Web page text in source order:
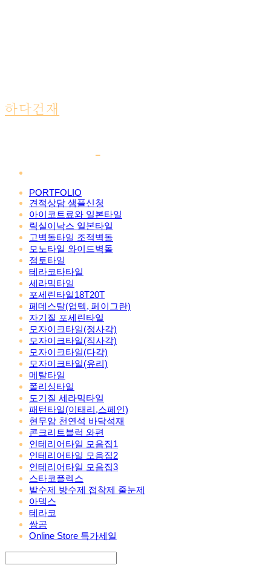
하다건재
PORTFOLIO
견적상담 샘플신청
아이코트료와 일본타일
릭실이낙스 일본타일
고벽돌타일 조적벽돌
모노타일 와이드벽돌
점토타일
테라코타타일
세라믹타일
포세린타일18T20T
페데스탈(업텍, 페이그란)
자기질 포세린타일
모자이크타일(정사각)
모자이크타일(직사각)
모자이크타일(다각)
모자이크타일(유리)
메탈타일
폴리싱타일
도기질 세라믹타일
패턴타일(이태리,스페인)
현무암 천연석 바닥석재
콘크리트블럭 와편
인테리어타일 모음집1
인테리어타일 모음집2
인테리어타일 모음집3
스타코플렉스
발수제 방수제 접착제 줄눈제
아덱스
테라코
쌍곰
Online Store 특가세일